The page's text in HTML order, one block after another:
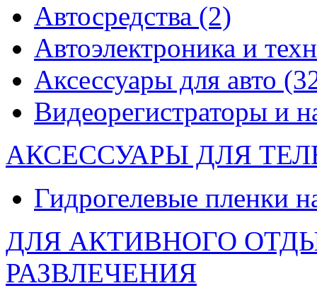
Автосредства (2)
Автоэлектроника и
Аксессуары для авто
Видеорегистраторы и
АКСЕССУАРЫ ДЛЯ
Гидрогелевые пленки
ДЛЯ АКТИВНОГО
РАЗВЛЕЧЕНИЯ